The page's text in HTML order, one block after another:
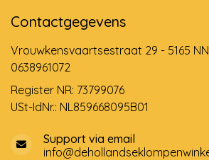
Contactgegevens
Vrouwkensvaartsestraat 29 - 5165
0638961072
Register NR: 73799076
USt-IdNr.: NL859668095B01
Support via email